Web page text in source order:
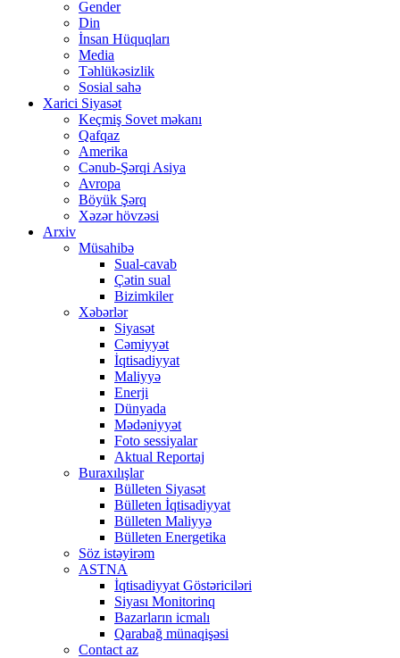
Gender
Din
İnsan Hüquqları
Media
Təhlükəsizlik
Sosial sahə
Xarici Siyasət
Keçmiş Sovet məkanı
Qafqaz
Amerika
Cənub-Şərqi Asiya
Avropa
Böyük Şərq
Xəzər hövzəsi
Arxiv
Müsahibə
Sual-cavab
Çətin sual
Bizimkiler
Xəbərlər
Siyasət
Cəmiyyət
İqtisadiyyat
Maliyyə
Enerji
Dünyada
Mədəniyyət
Foto sessiyalar
Aktual Reportaj
Buraxılışlar
Bülleten Siyasət
Bülleten İqtisadiyyat
Bülleten Maliyyə
Bülleten Energetika
Söz istəyirəm
ASTNA
İqtisadiyyat Göstəriciləri
Siyası Monitorinq
Bazarların icmalı
Qarabağ münaqişəsi
Contact az